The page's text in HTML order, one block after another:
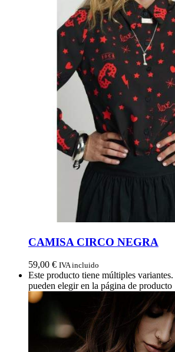
CAMISA CIRCO NEGRA
59,00 € IVA incluido
Este producto tiene múltiples
pueden elegir en la página de producto